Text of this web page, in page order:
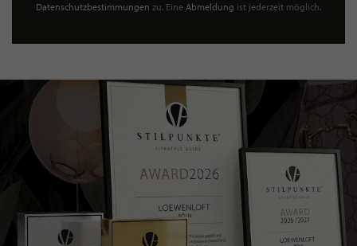
Datenschutzbestimmungen zu. Eine Abmeldung ist jederzeit möglich.